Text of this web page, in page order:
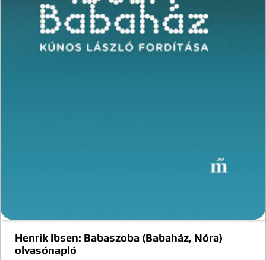
Henrik Ibsen: Babaszoba (Babaház, Nóra)
olvasónapló